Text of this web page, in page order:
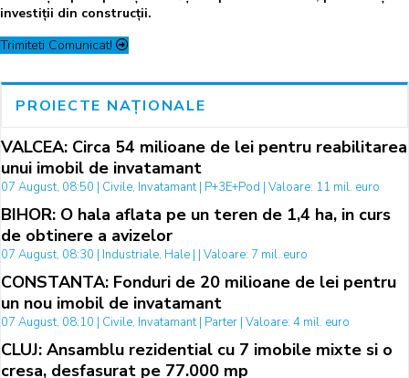
investiții din construcții.
Trimiteti Comunicat!
PROIECTE NAȚIONALE
VALCEA: Circa 54 milioane de lei pentru reabilitarea
unui imobil de invatamant
07 August, 08:50 | Civile, Invatamant | P+3E+Pod | Valoare: 11 mil. euro
BIHOR: O hala aflata pe un teren de 1,4 ha, in curs
de obtinere a avizelor
07 August, 08:30 | Industriale, Hale | | Valoare: 7 mil. euro
CONSTANTA: Fonduri de 20 milioane de lei pentru
un nou imobil de invatamant
07 August, 08:10 | Civile, Invatamant | Parter | Valoare: 4 mil. euro
CLUJ: Ansamblu rezidential cu 7 imobile mixte si o
cresa, desfasurat pe 77.000 mp